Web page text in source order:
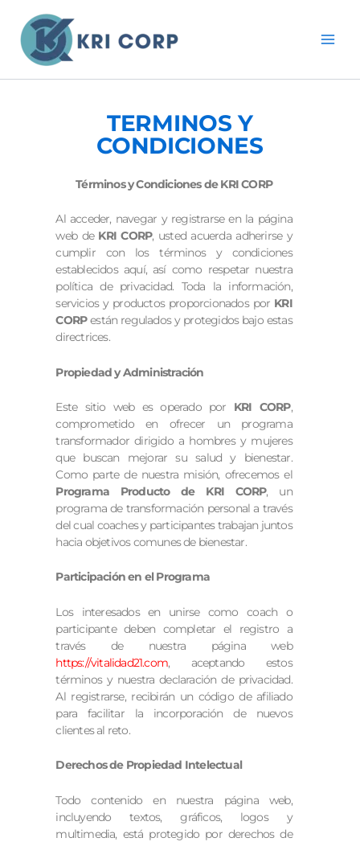
contenido
TERMINOS Y
CONDICIONES
Términos y Condiciones de KRI CORP
Al acceder, navegar y registrarse en la página
web de KRI CORP, usted acuerda adherirse y
cumplir con los términos y condiciones
establecidos aquí, así como respetar nuestra
política de privacidad. Toda la información,
servicios y productos proporcionados por KRI
CORPestán regulados y protegidos bajo estas
directrices.
Propiedad y Administración
Este sitio web es operado por KRI CORP,
comprometido en ofrecer un programa
transformador dirigido a hombres y mujeres
que buscan mejorar su salud y bienestar.
Como parte de nuestra misión, ofrecemos el
Programa Producto de KRI CORP, un
programa de transformación personal a través
del cual coaches y participantes trabajan juntos
hacia objetivos comunes de bienestar.
Participación en el Programa
Los interesados en unirse como coach o
participante deben completar el registro a
través de nuestra página web
https://vitalidad21.com, aceptando estos
términos y nuestra declaración de privacidad.
Al registrarse, recibirán un código de afiliado
para facilitar la incorporación de nuevos
clientes al reto.
Derechos de Propiedad Intelectual
Todo contenido en nuestra página web,
incluyendo textos, gráficos, logos y
multimedia, está protegido por derechos de